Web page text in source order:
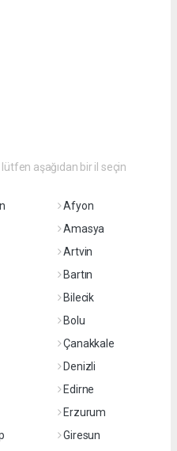
aşağıdan bir il seçin
Afyon
Amasya
Artvin
Bartın
Bilecik
Bolu
Çanakkale
Denizli
Edirne
Erzurum
Giresun